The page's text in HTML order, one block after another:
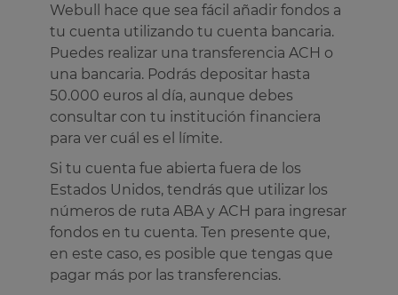
Webull hace que sea fácil añadir fondos a
tu cuenta utilizando tu cuenta bancaria.
Puedes realizar una transferencia ACH o
una bancaria. Podrás depositar hasta
50.000 euros al día, aunque debes
consultar con tu institución financiera
para ver cuál es el límite.
Si tu cuenta fue abierta fuera de los
Estados Unidos, tendrás que utilizar los
números de ruta ABA y ACH para ingresar
fondos en tu cuenta. Ten presente que,
en este caso, es posible que tengas que
pagar más por las transferencias.